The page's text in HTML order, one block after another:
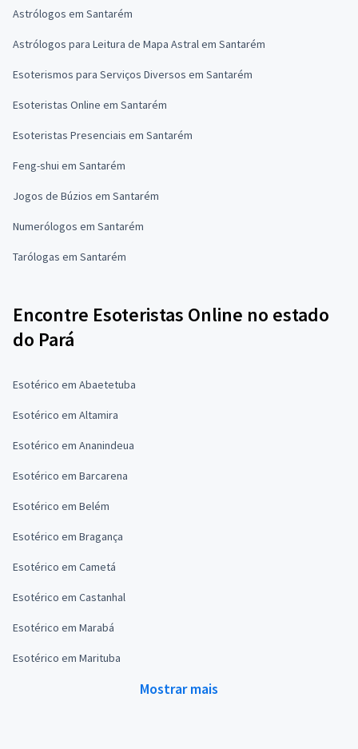
Astrólogos em Santarém
Astrólogos para Leitura de Mapa Astral em Santarém
Esoterismos para Serviços Diversos em Santarém
Esoteristas Online em Santarém
Esoteristas Presenciais em Santarém
Feng-shui em Santarém
Jogos de Búzios em Santarém
Numerólogos em Santarém
Tarólogas em Santarém
Encontre Esoteristas Online no estado
do Pará
Esotérico em Abaetetuba
Esotérico em Altamira
Esotérico em Ananindeua
Esotérico em Barcarena
Esotérico em Belém
Esotérico em Bragança
Esotérico em Cametá
Esotérico em Castanhal
Esotérico em Marabá
Esotérico em Marituba
Mostrar mais